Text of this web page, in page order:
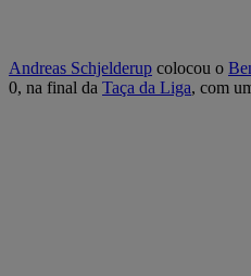
Andreas Schjelderup colocou o
0, na final da Taça da Liga, com